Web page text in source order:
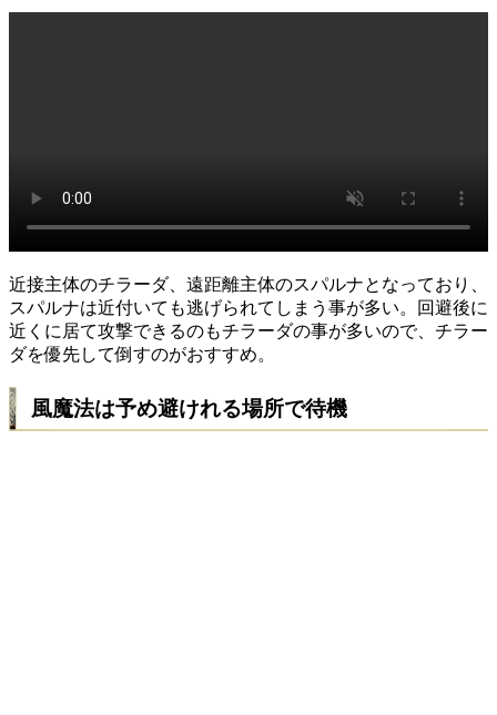
近接主体のチラーダ、遠距離主体のスパルナとなっており、
スパルナは近付いても逃げられてしまう事が多い。回避後に
近くに居て攻撃できるのもチラーダの事が多いので、チラー
ダを優先して倒すのがおすすめ。
風魔法は予め避けれる場所で待機